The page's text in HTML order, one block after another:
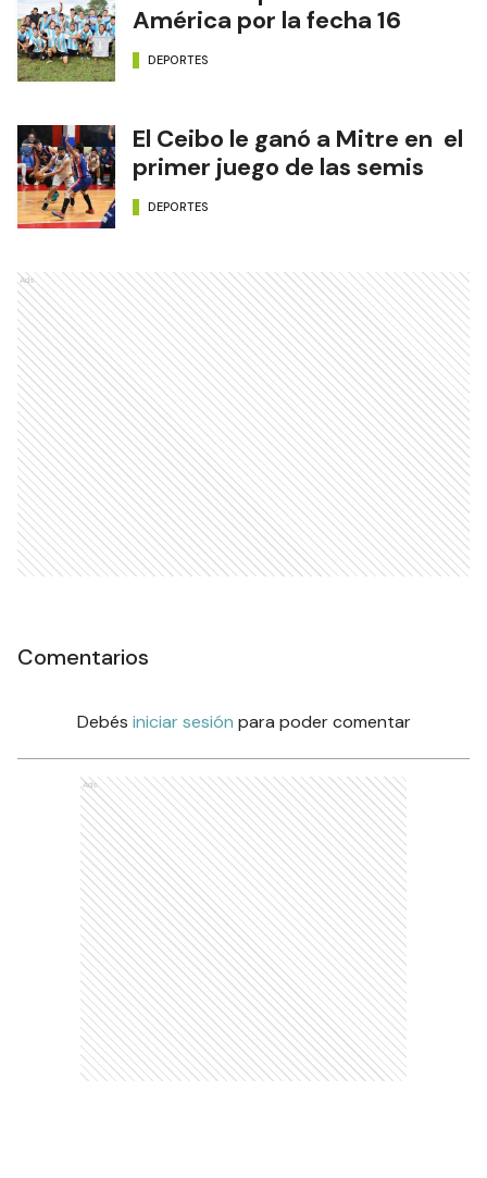
América por la fecha 16
DEPORTES
El Ceibo le ganó a Mitre en el
primer juego de las semis
DEPORTES
Ads
Comentarios
Debés iniciar sesión para poder comentar
Ads